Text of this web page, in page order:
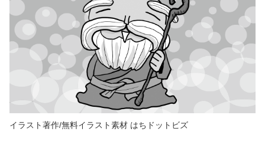
イラスト著作/無料イラスト素材 はちドットビズ